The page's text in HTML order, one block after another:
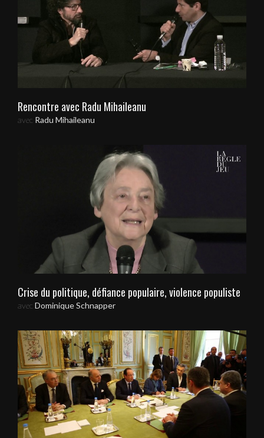
Rencontre avec Radu Mihaileanu
avec Radu Mihaileanu
Crise du politique, défiance populaire, violence populiste
avec Dominique Schnapper